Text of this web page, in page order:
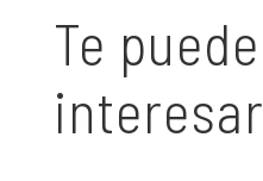
Te puede
interesar